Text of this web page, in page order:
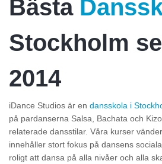
Bästa
Stockholm
2014
iDance Studios är en dansskola i
på pardanserna Salsa, Bachata och
relaterade dansstilar. Våra kurser
innehåller stort fokus på dansens
roligt att dansa på alla nivåer och alla